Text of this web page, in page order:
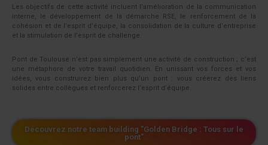
Les objectifs de cette activité incluent l’amélioration de la communication
interne, le développement de la démarche RSE, le renforcement de la
cohésion et de l’esprit d’équipe, la consolidation de la culture d’entreprise
et la stimulation de l’esprit de challenge.
Pont de Toulouse n’est pas simplement une activité de construction ; c’est
une métaphore de votre travail quotidien. En unissant vos forces et vos
idées, vous construirez bien plus qu’un pont : vous créerez des liens
solides entre collègues et renforcerez l’esprit d’équipe.
Découvrez notre team building "Golden Bridge : Tous sur le
pont"